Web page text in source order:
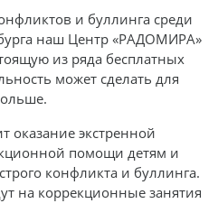
и буллинга среди
наш Центр «РАДОМИРА»
из ряда бесплатных
может сделать для
оказание экстренной
помощи детям и
конфликта и буллинга.
на коррекционные занятия